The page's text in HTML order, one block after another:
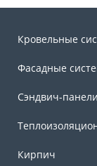
Кровельные
Фасадные
Сэндвич-панели
Кирпич